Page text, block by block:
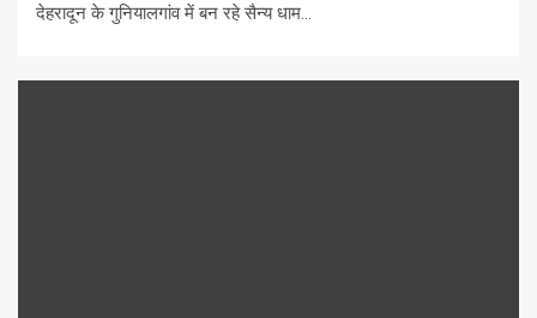
देहरादून के गुनियालगांव में बन रहे सैन्य धाम...